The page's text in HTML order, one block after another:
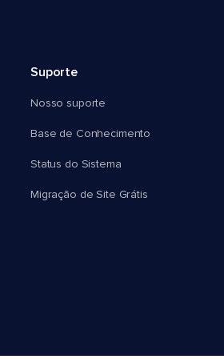
Suporte
Nosso suporte
Base de Conhecimento
Status do Sistema
Migração de Site Grátis